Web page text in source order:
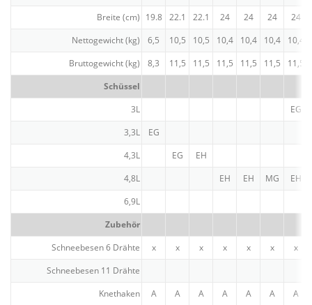
Breite (cm) 19.8 22.1 22.1 24 24 24
24
Netto­ge­wicht (kg)
6,5 10,5 10,5 10,4 10,4 10,4 10,4
Brutto­ge­wicht (kg)
8,3 11,5 11,5 11,5 11,5 11,5 11,5
Schüssel
3L
EG
3,3L
EG
4,3L
EG
EH
4,8L
EH EH MG
EH
6,9L
Zubehör
Schnee­besen 6 Drähte
x x x x x x
x
Schnee­besen 11 Drähte
Knethaken
A A A A A A A